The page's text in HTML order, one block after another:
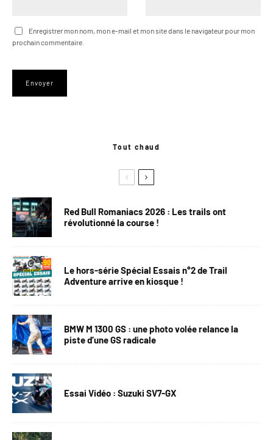
Enregistrer mon nom, mon e-mail et mon site dans le navigateur pour mon
prochain commentaire.
Tout chaud
Red Bull Romaniacs 2026 : Les trails ont
révolutionné la course !
Le hors-série Spécial Essais n°2 de Trail
Adventure arrive en kiosque !
BMW M 1300 GS : une photo volée relance la
piste d’une GS radicale
Essai Vidéo : Suzuki SV7-GX